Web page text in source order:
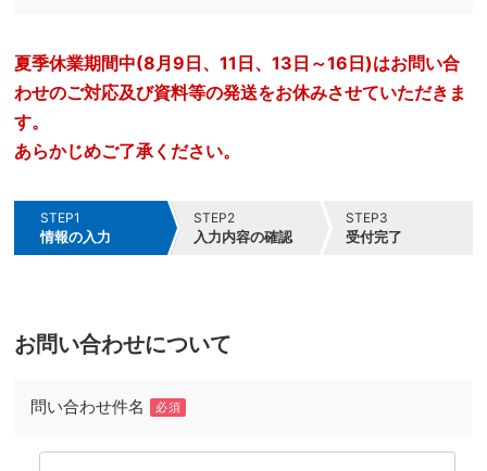
夏季休業期間中(8月9日、11日、13日～16日)はお問い合
わせのご対応及び資料等の発送をお休みさせていただきま
す。
あらかじめご了承ください。
STEP1
情報の入力
STEP2
入力内容の確認
STEP3
受付完了
お問い合わせについて
問い合わせ件名 必須